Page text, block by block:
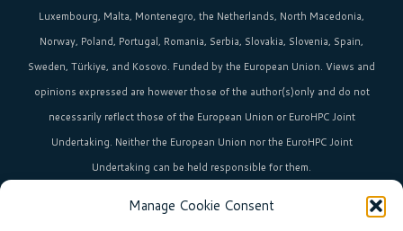
Manage Cookie Consent
Luxembourg, Malta, Montenegro, the Netherlands, North Macedonia,
Norway, Poland, Portugal, Romania, Serbia, Slovakia, Slovenia, Spain,
Sweden, Türkiye, and Kosovo. Funded by the European Union. Views and
opinions expressed are however those of the author(s)only and do not
necessarily reflect those of the European Union or EuroHPC Joint
Undertaking. Neither the European Union nor the EuroHPC Joint
Undertaking can be held responsible for them.
is the umbrella brand uniting Europe’s high-performance